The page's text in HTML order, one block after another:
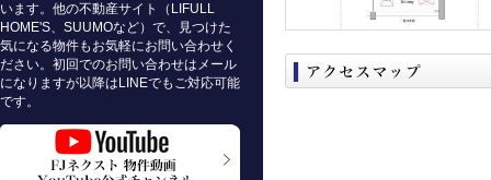
います。他の不動産サイト（LIFULL
HOME'S、SUUMOなど）で、見つけた
気になる物件もお気軽にお問い合わせく
ださい。初回でのお問い合わせはメール
になりますが以降はLINEでもご対応可能
です。